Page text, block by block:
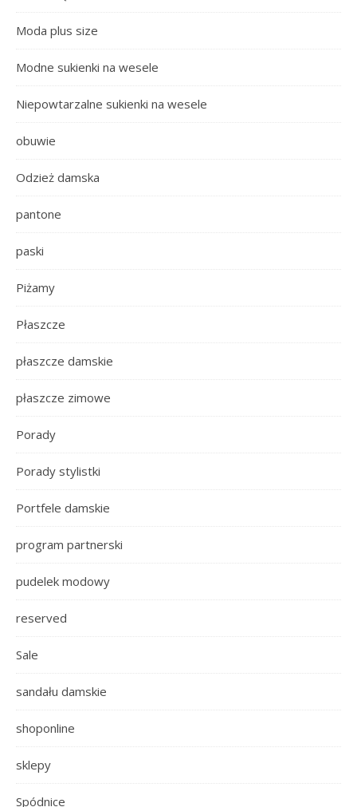
Moda plus size
Modne sukienki na wesele
Niepowtarzalne sukienki na wesele
obuwie
Odzież damska
pantone
paski
Piżamy
Płaszcze
płaszcze damskie
płaszcze zimowe
Porady
Porady stylistki
Portfele damskie
program partnerski
pudelek modowy
reserved
Sale
sandału damskie
shoponline
sklepy
Spódnice